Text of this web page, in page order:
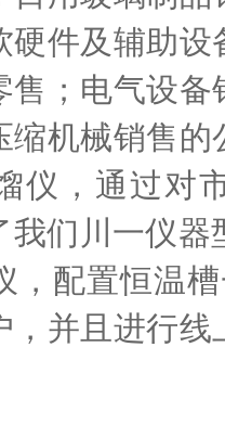
硬件及辅助
售；电气设
缩机械销售
仪，通过对
我们川一仪器
，配置恒温
，并且进行